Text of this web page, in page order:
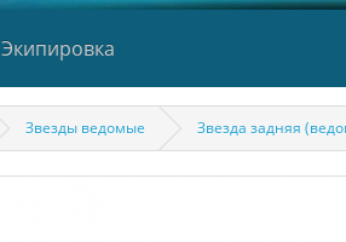
Экипировка
Звезды ведомые Звезда задняя